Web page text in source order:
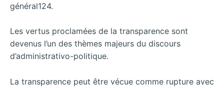
général124.
Les vertus proclamées de la transparence sont
devenus l’un des thèmes majeurs du discours
d’administrativo-politique.
La transparence peut être vécue comme rupture avec